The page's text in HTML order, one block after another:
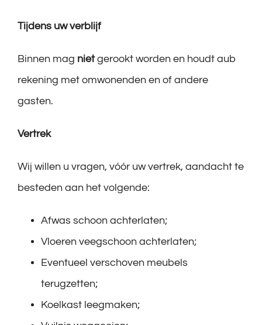
Tijdens uw verblijf
Binnen mag nietgerookt worden en houdt aub
rekening met omwonenden en of andere
gasten.
Vertrek
Wij willen u vragen, vóór uw vertrek, aandacht te
besteden aan het volgende:
Afwas schoon achterlaten;
Vloeren veegschoon achterlaten;
Eventueel verschoven meubels
terugzetten;
Koelkast leegmaken;